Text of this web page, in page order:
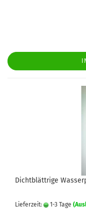
Dichtblättrige
Lieferzeit: 1-3 Tage